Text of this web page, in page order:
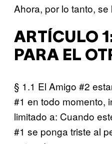
Ahora, por lo tanto,
ARTÍCULO
PARA EL
§ 1.1 El Amigo #2
#1 en todo momento,
limitado a: Cuando
#1 se ponga triste al